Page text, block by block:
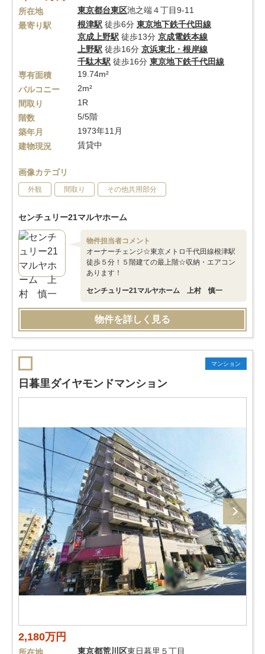
所在地 東京都台東区池之端４丁目9-11
最寄り駅
根津駅 徒歩6分 東京地下鉄千代田線
京成上野駅 徒歩13分 京成電鉄本線
上野駅 徒歩16分 京浜東北・根岸線
千駄木駅 徒歩16分 東京地下鉄千代田線
専有面積
19.74m²
バルコニー
2m²
間取り
1R
階数
5/5階
築年月
1973年11月
建物現況
賃貸中
画像カテゴリ
外観 間取り その他共用部分
センチュリー21マルヤホーム
物件担当者コメント
オーナーチェンジ☆東京メトロ千代田線根津駅
徒歩５分！５階建ての最上階☆収納・エアコン
あります！
センチュリー21マルヤホーム 上村 慎一
物件を詳しく見る
マンション
日暮里ダイヤモンドマンション
2,180万円
東京都荒川区東日暮里５丁目